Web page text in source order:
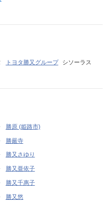
トヨタ勝又グループ シソーラス
勝原 (姫路市)
勝嚴寺
勝又さゆり
勝又亜依子
勝又千惠子
勝又悠